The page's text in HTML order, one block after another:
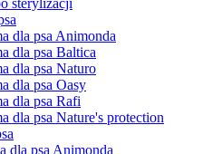
dla psa Animonda
dla psa Baltica
dla psa Naturo
dla psa Oasy
dla psa Rafi
dla psa Nature's protection
dla psa Animonda